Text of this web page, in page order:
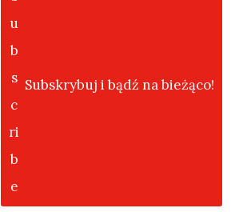
Subskrybuj i bądź na bieżąco!